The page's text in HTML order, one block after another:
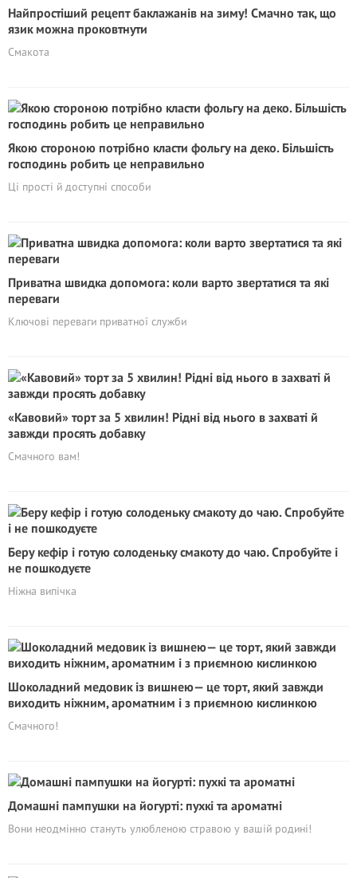
Найпростіший рецепт баклажанів на зиму! Смачно так, що
язик можна проковтнути
Смакота
Якою стороною потрібно класти фольгу на деко. Більшість
господинь робить це неправильно
Ці прості й доступні способи
Приватна швидка допомога: коли варто звертатися та які
переваги
Ключові переваги приватної служби
«Кавовий» торт за 5 хвилин! Рідні від нього в захваті й
завжди просять добавку
Смачного вам!
Беру кефір і готую солоденьку смакоту до чаю. Спробуйте і
не пошкодуєте
Ніжна випічка
Шоколадний медовик із вишнею— це торт, який завжди
виходить ніжним, ароматним і з приємною кислинкою
Смачного!
Домашні пампушки на йогурті: пухкі та ароматні
Вони неодмінно стануть улюбленою стравою у вашій родині!